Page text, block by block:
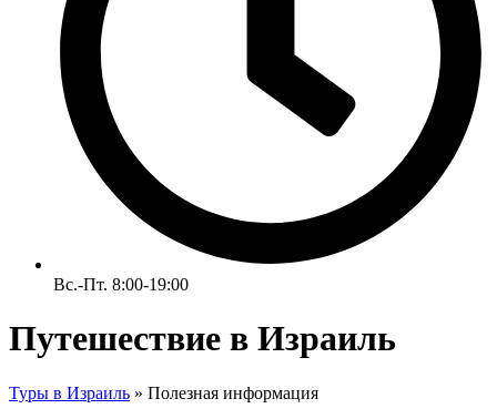
Вс.-Пт. 8:00-19:00
Путешествие в Израиль
Туры в Израиль » Полезная информация